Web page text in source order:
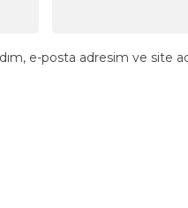
e-posta adresim ve site